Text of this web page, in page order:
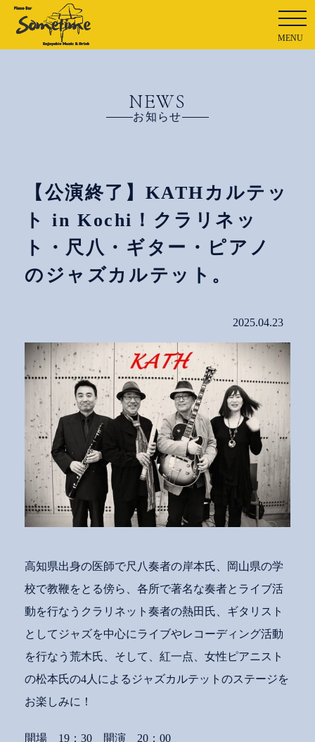
MENU
NEWS
お知らせ
【公演終了】KATHカルテッ
ト in Kochi！クラリネッ
ト・尺八・ギター・ピアノ
のジャズカルテット。
2025.04.23
高知県出身の医師で尺八奏者の岸本氏、岡山県の学
校で教鞭をとる傍ら、各所で著名な奏者とライブ活
動を行なうクラリネット奏者の熱田氏、ギタリスト
としてジャズを中心にライブやレコーディング活動
を行なう荒木氏、そして、紅一点、女性ピアニスト
の松本氏の4人によるジャズカルテットのステージを
お楽しみに！
開場 19：30 開演 20：00